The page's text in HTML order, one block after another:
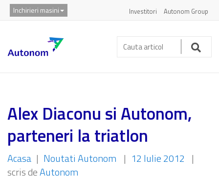
Inchirieri masini Investitori Autonom Group
Cauta
articol:
Alex Diaconu si Autonom,
parteneri la triatlon
Acasa | Noutati Autonom | 12 Iulie 2012 |
scris deAutonom